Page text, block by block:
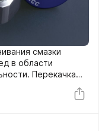
смазки
в области
Перекачка